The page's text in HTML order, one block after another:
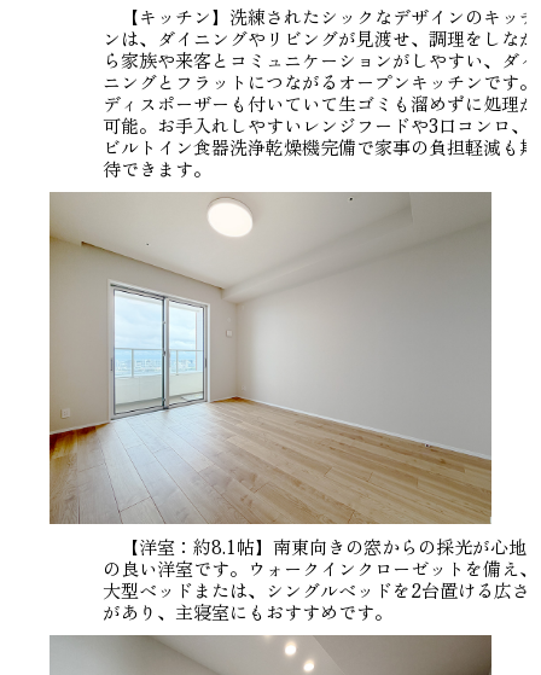
【キッチン】洗練されたシックなデザインのキッチ
ンは、ダイニングやリビングが見渡せ、調理をしなが
ら家族や来客とコミュニケーションがしやすい、ダイ
ニングとフラットにつながるオープンキッチンです。
ディスポーザーも付いていて生ゴミも溜めずに処理が
可能。お手入れしやすいレンジフードや3口コンロ、
ビルトイン食器洗浄乾燥機完備で家事の負担軽減も期
待できます。
【洋室：約8.1帖】南東向きの窓からの採光が心地
の良い洋室です。ウォークインクローゼットを備え、
大型ベッドまたは、シングルベッドを2台置ける広さ
があり、主寝室にもおすすめです。